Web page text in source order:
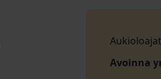
Aukioloajat
Avoinna